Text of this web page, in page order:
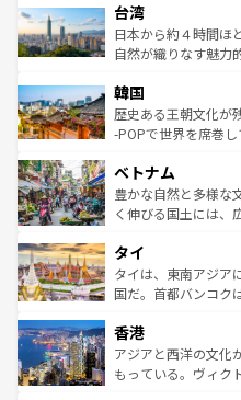
ならではの贅沢な旅のスタイルだ
情報はコンテンツ一
れるおもてなしの心
人々、おいしいロー
ク、伝統的なフラダ
ワイを、存分に味わってほしい。 な
はコンテンツ一覧を
リアリーフや大陸中
ク）、タスマニアの
ど、見どころがたく
いる。アクティビテ
ビング、ハイキング
い。オーストラリア
参照してほしい。
台湾
日本から約４時間ほ
自然が織りなす魅力
ン）、静ひつな山岳
と山間の静けさが共
驚きをもたらしてく
容にもいいと評判の
が味わえる
照してほしい。
韓国
歴史ある王朝文化が
-POPで世界を席巻
き、地方に足を延ば
できる。そして、キ
まで、さまざまな韓
リティに包まれなが
覧を参照してほしい
ベトナム
豊かな自然と多様な
く伸びる国土には、
急速な発展と共に伝
ーチミン市のフラン
醸し出している。ま
とつ。フォーやバイ
ひ現地で味わいたい
が旅行者を迎えてく
タイ
タイは、東南アジア
国だ。首都バンコク
の活気が交差してい
帯で自然と触れ合い
いビーチでリゾート
香港
アジアと西洋の文化
もっている。ヴィク